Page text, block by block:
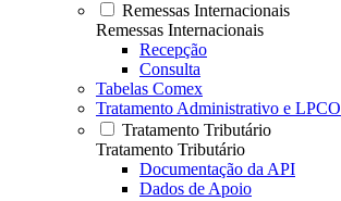
Remessas Internacionais
Remessas Internacionais
Recepção
Consulta
Tabelas Comex
Tratamento Administrativo e LPCO
Tratamento Tributário
Tratamento Tributário
Documentação da API
Dados de Apoio